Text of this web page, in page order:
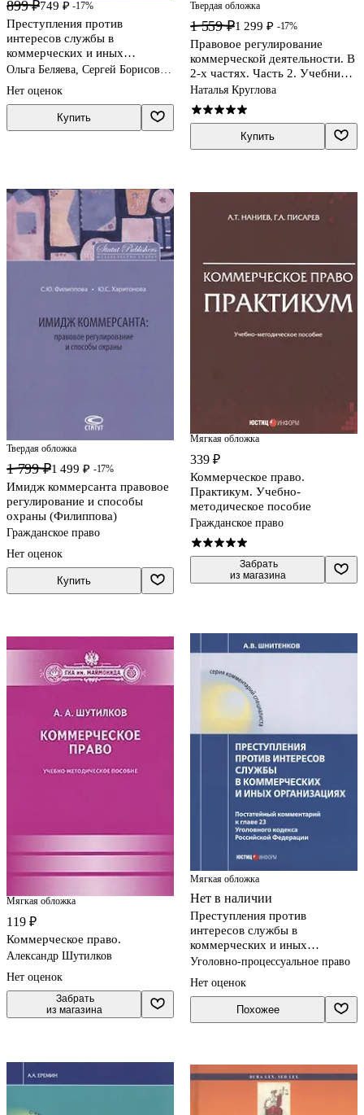
899 ₽749 ₽ -17%
Преступления против
интересов службы в
коммерческих и иных
организациях. Научно-
главе 23 Уголовного кодекса
Российской Федерации
Ольга Беляева, Сергей Борисов,
Нет оценок
Купить
Твердая обложка
1 559 ₽1 299 ₽ -17%
Правовое регулирование
коммерческой деятельности. В
2-х частях. Часть 2. Учебник
для академического
бакалавриата
Наталья Круглова
Купить
Твердая обложка
1 799 ₽1 499 ₽ -17%
Имидж коммерсанта правовое
регулирование и способы
охраны (Филиппова)
Гражданское право
Нет оценок
Купить
Мягкая обложка
339 ₽
Коммерческое право.
Практикум. Учебно-
методическое пособие
Гражданское право
Забрать
из магазина
Мягкая обложка
119 ₽
Коммерческое право.
Александр Шутилков
Нет оценок
Забрать
из магазина
Мягкая обложка
Нет в наличии
Преступления против
интересов службы в
коммерческих и иных
организациях. Постатейный
Уголовно-процессуальное право
Нет оценок
Похожее